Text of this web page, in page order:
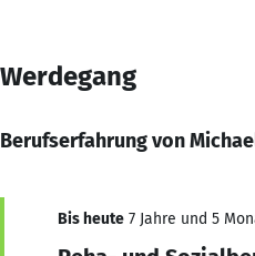
Werdegang
Berufserfahrung von
Bis heute 7 Jahre und 5